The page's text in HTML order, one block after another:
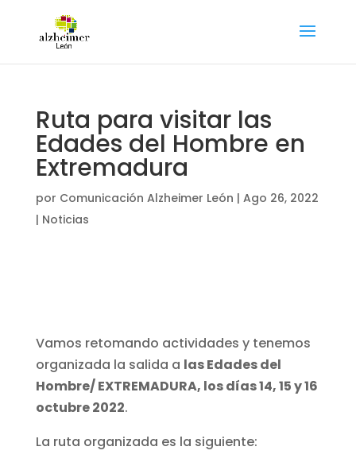
Ruta para visitar las
Edades del Hombre en
Extremadura
por Comunicación Alzheimer León | Ago 26, 2022
| Noticias
Vamos retomando actividades y tenemos
organizada la salida a las Edades del
Hombre/ EXTREMADURA, los días 14, 15 y 16
octubre 2022.
La ruta organizada es la siguiente: